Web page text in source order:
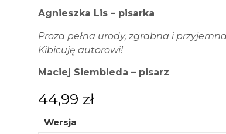
Agnieszka Lis – pisarka
Proza pełna urody, zgrabna i
Kibicuję autorowi!
Maciej Siembieda – pisarz
44,99 zł
Wersja